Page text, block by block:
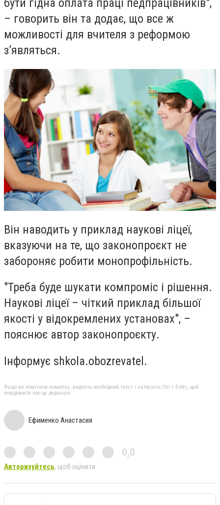
бути гідна оплата праці педпрацівників",
– говорить він та додає, що все ж
можливості для вчителя з реформою
з’являться.
Він наводить у приклад наукові ліцеї,
вказуючи на те, що законопроєкт не
забороняє робити монопрофільність.
"Треба буде шукати компроміс і рішення.
Наукові ліцеї – чіткий приклад більшої
якості у відокремлених установах", –
пояснює автор законопроєкту.
Інформує shkola.obozrevatel.
Якщо ви помітили помилку, виділіть необхідний текст і натисніть Ctrl + Enter, щоб
повідомити про це редакцію
Ефименко Анастасия
0,0
Авторизуйтесь, щоб оцінити